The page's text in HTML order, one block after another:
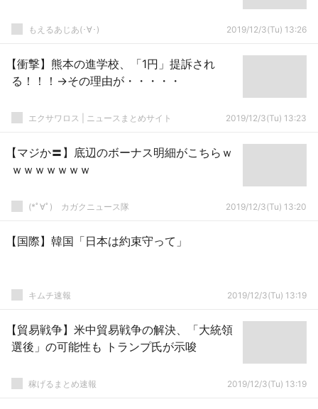
もえるあじあ(･∀･) 2019/12/3(Tu) 13:26
【衝撃】熊本の進学校、「1円」提訴され
る！！！→その理由が・・・・・
エクサワロス | ニュースまとめサイト 2019/12/3(Tu) 13:23
【マジか〓】底辺のボーナス明細がこちらｗ
ｗｗｗｗｗｗｗ
(*ﾟ∀ﾟ)ゞカガクニュース隊 2019/12/3(Tu) 13:20
【国際】韓国「日本は約束守って」
キムチ速報 2019/12/3(Tu) 13:19
【貿易戦争】米中貿易戦争の解決、「大統領
選後」の可能性も トランプ氏が示唆
稼げるまとめ速報 2019/12/3(Tu) 13:19